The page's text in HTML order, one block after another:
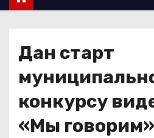
Дан старт
конкурсу
«Мы говорим»